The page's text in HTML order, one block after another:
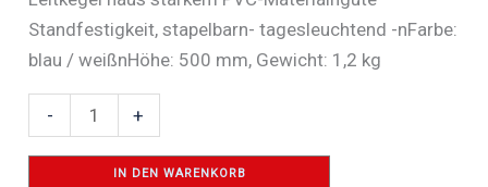
Standfestigkeit, stapelbarn- tagesleuchtend -nFarbe:
blau / weißnHöhe: 500 mm, Gewicht: 1,2 kg
-
Leitkegel
blau
+
IN DEN WARENKORB